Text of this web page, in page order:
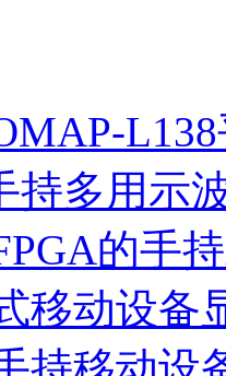
持多用示
的手
移动设备